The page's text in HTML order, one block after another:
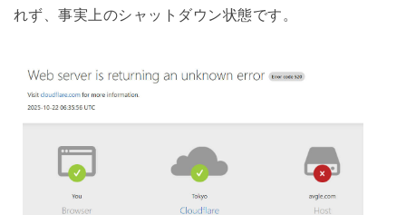
れず、事実上のシャットダウン状態です。